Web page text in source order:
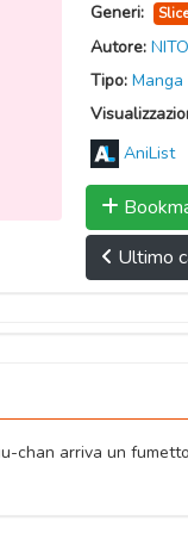
Generi:
Autore:
Tipo: Manga
AniList
Ultimo
chan arriva un